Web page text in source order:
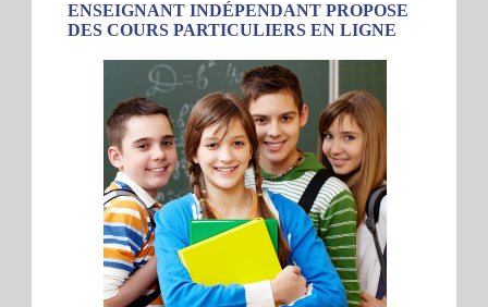
ENSEIGNANT INDÉPENDANT PROPOSE
DES COURS PARTICULIERS EN LIGNE